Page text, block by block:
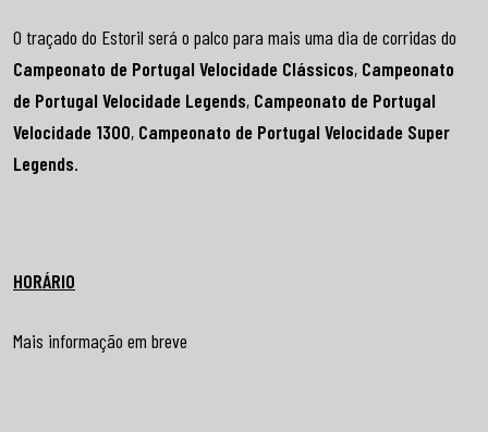
O traçado do Estoril será o palco para mais uma dia de corridas do
Campeonato de Portugal Velocidade Clássicos, Campeonato
de Portugal Velocidade Legends, Campeonato de Portugal
Velocidade 1300, Campeonato de Portugal Velocidade Super
Legends.
HORÁRIO
Mais informação em breve